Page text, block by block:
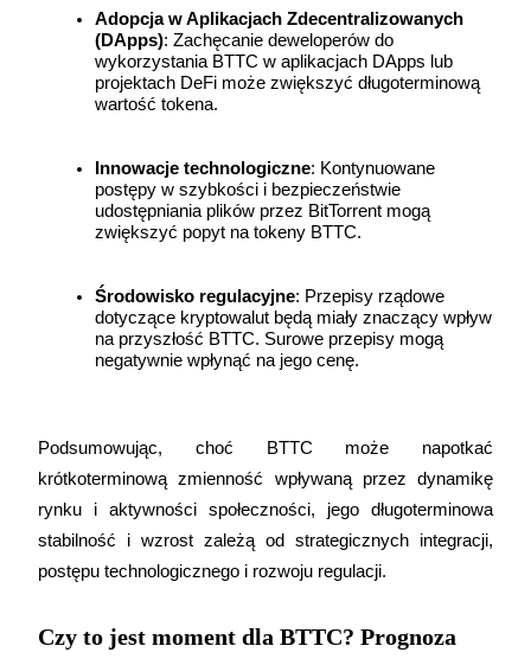
Usługa pożyczek wspieranych kryptowalutami
Zdobądź długoterminowy zysk i elastyczne zainteresowania
Naucz się stakingu
Bitrue
AI
Adopcja w Aplikacjach Zdecentralizowanych
(DApps): Zachęcanie deweloperów do
wykorzystania BTTC w aplikacjach DApps lub
projektach DeFi może zwiększyć długoterminową
wartość tokena.
Innowacje technologiczne: Kontynuowane
postępy w szybkości i bezpieczeństwie
udostępniania plików przez BitTorrent mogą
zwiększyć popyt na tokeny BTTC.
Środowisko regulacyjne: Przepisy rządowe
dotyczące kryptowalut będą miały znaczący wpływ
na przyszłość BTTC. Surowe przepisy mogą
negatywnie wpłynąć na jego cenę.
Podsumowując, choć BTTC może napotkać
krótkoterminową zmienność wpływaną przez dynamikę
rynku i aktywności społeczności, jego długoterminowa
stabilność i wzrost zależą od strategicznych integracji,
postępu technologicznego i rozwoju regulacji.
Czy to jest moment dla BTTC? Prognoza